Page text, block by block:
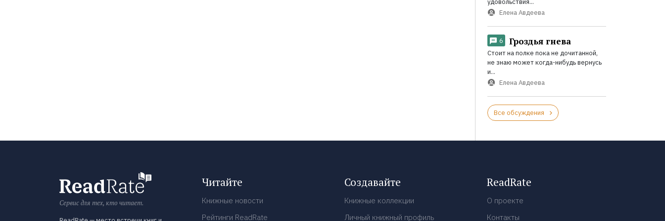
Елена Авдеева
6 Гроздья гнева
Стоит на полке пока не дочитанной,
не знаю может когда-нибудь вернусь
и...
Елена Авдеева
Все обсуждения
Сервис для тех, кто читает.
Читайте
Книжные новости
Рейтинги ReadRate
Создавайте
Книжные коллекции
Личный книжный профиль
ReadRate
О проекте
Контакты